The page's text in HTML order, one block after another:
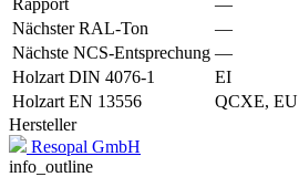
Nächster RAL-Ton
—
Nächste NCS-Entsprechung —
Holzart DIN 4076-1
EI
Holzart EN 13556
QCXE, EU
Hersteller
Resopal GmbH
info_outline